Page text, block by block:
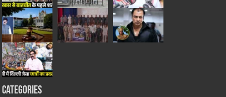
Categories